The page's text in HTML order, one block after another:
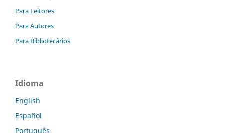
Para Leitores
Para Autores
Para Bibliotecários
Idioma
English
Español
Português